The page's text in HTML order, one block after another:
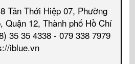
Tân Thới Hiệp 07, Phường
Quận 12, Thành phố Hồ Chí
35 35 4338 - 079 338 7979
iblue.vn